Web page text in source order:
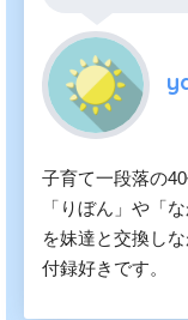
子育て一段落の
「りぼん」や「
を妹達と交換し
付録好きです。